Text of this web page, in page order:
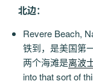
北边：
Revere Beach,
铁到，是美国第
两个海滩是离波
into that sort of